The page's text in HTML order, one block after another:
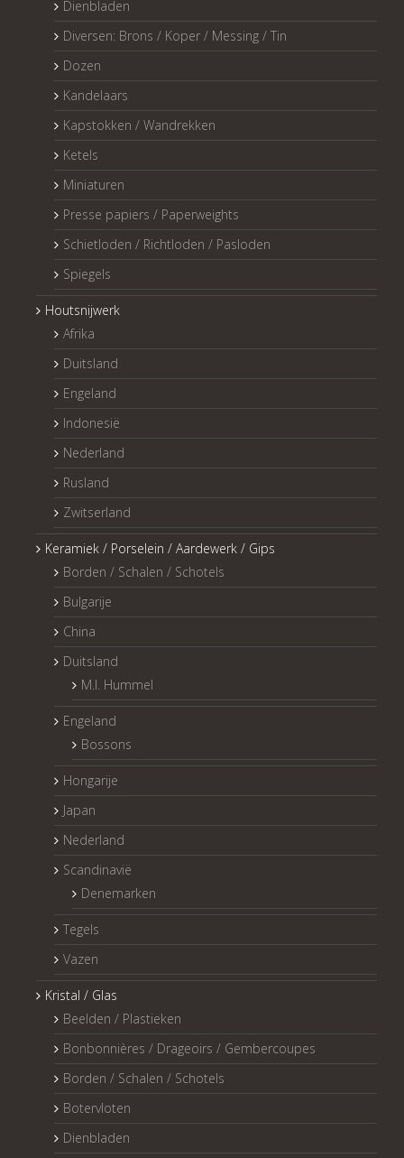
Dienbladen
Diversen: Brons / Koper / Messing / Tin
Dozen
Kandelaars
Kapstokken / Wandrekken
Ketels
Miniaturen
Presse papiers / Paperweights
Schietloden / Richtloden / Pasloden
Spiegels
Houtsnijwerk
Afrika
Duitsland
Engeland
Indonesië
Nederland
Rusland
Zwitserland
Keramiek / Porselein / Aardewerk / Gips
Borden / Schalen / Schotels
Bulgarije
China
Duitsland
M.I. Hummel
Engeland
Bossons
Hongarije
Japan
Nederland
Scandinavië
Denemarken
Tegels
Vazen
Kristal / Glas
Beelden / Plastieken
Bonbonnières / Drageoirs / Gembercoupes
Borden / Schalen / Schotels
Botervloten
Dienbladen